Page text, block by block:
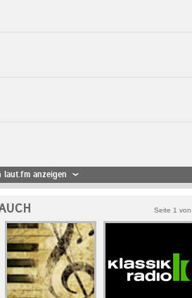
laut.fm anzeigen
Seite 1 von